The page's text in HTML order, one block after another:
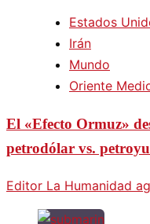
Estados
Irán
Mundo
Oriente
El «Efecto Ormuz»
petrodólar vs.
Editor La Humanidad